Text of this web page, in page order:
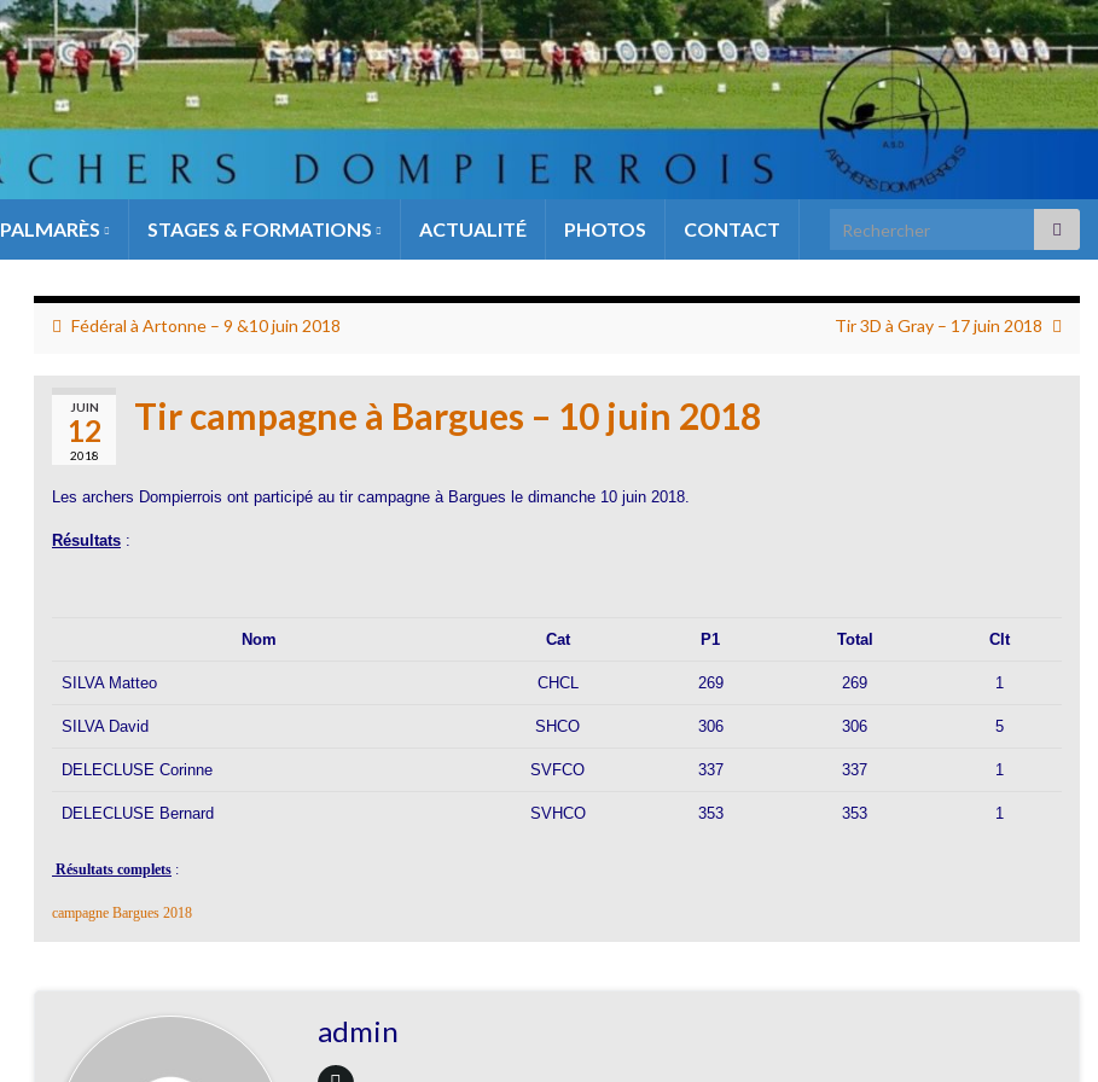
PALMARÈS STAGES & FORMATIONS ACTUALITÉ PHOTOS CONTACT Search for:
Fédéral à Artonne – 9 &10 juin 2018 Tir 3D à Gray – 17 juin 2018
JUIN
12
2018
Tir campagne à Bargues – 10 juin 2018
Les archers Dompierrois ont participé au tir campagne à Bargues le dimanche 10 juin 2018.
Résultats :
Nom Cat P1 Total Clt
SILVA Matteo CHCL 269 269 1
SILVA David SHCO 306 306 5
DELECLUSE Corinne SVFCO 337 337 1
DELECLUSE Bernard SVHCO 353 353 1
Résultats complets :
campagne Bargues 2018
admin